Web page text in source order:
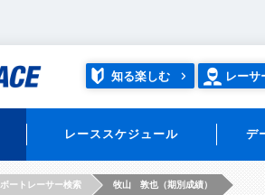
知る楽しむ レーサ
レーススケジュール デ
ボートレーサー検索 牧山 敦也（期別成績）